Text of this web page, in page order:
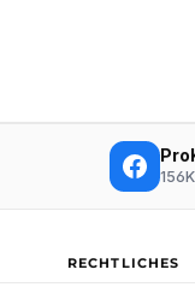
156K
RECHTLICHES